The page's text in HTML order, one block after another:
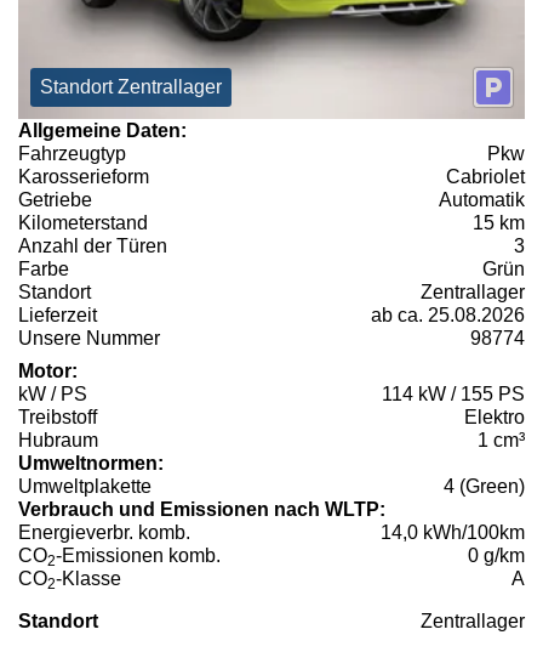
Standort Zentrallager
Allgemeine Daten:
Fahrzeugtyp
Pkw
Karosserieform
Cabriolet
Getriebe
Automatik
Kilometerstand
15 km
Anzahl der Türen
3
Farbe
Grün
Standort
Zentrallager
Lieferzeit
ab ca. 25.08.2026
Unsere Nummer
98774
Motor:
kW / PS
114 kW / 155 PS
Treibstoff
Elektro
Hubraum
1 cm³
Umweltnormen:
Umweltplakette
4 (Green)
Verbrauch und Emissionen nach WLTP:
Energieverbr. komb.
14,0 kWh/100km
CO2-Emissionen komb.
0 g/km
CO2-Klasse A
Standort Zentrallager